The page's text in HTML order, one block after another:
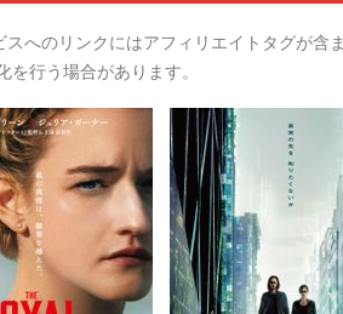
スへのリンクにはアフィリエイトタグが含
を行う場合があります。